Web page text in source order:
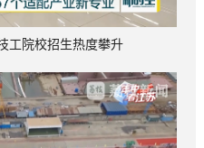
工院校招生热度攀升